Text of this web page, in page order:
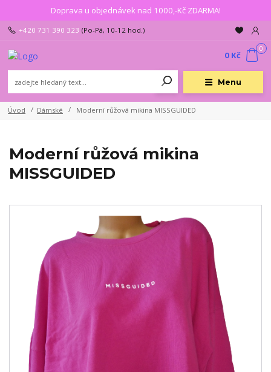
Doprava u objednávek nad 1000,-Kč ZDARMA!
Menu
+420 731 390 323 (Po-Pá, 10-12 hod.)
0
0 Kč
Úvod Dámské Moderní růžová mikina MISSGUIDED
Moderní růžová mikina
MISSGUIDED